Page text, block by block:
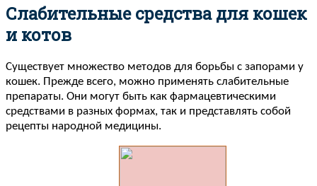
Слабительные средства для кошек
и котов
Существует множество методов для борьбы с запорами у
кошек. Прежде всего, можно применять слабительные
препараты. Они могут быть как фармацевтическими
средствами в разных формах, так и представлять собой
рецепты народной медицины.